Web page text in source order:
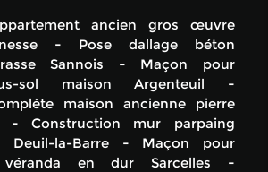
ancien gros œuvre
Pose dallage béton
Sannois
Maçon pour
sol maison Argenteuil
maison ancienne pierre
Construction mur parpaing
la-Barre
Maçon pour
véranda en dur Sarcelles